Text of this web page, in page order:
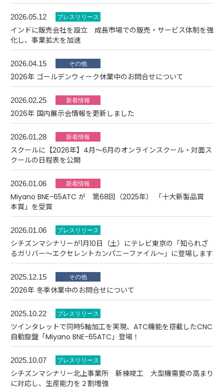
2026.05.12
インドに販売会社を設立 成長市場での販売・サービス体制を強
化し、事業拡大を加速
2026.04.15
2026年 ゴールデンウィーク休業中のお問合せについて
2026.02.25
2026年 国内展示会情報を更新しました
2026.01.28
スクールに【2026年】4月～6月のオンラインスクール・対面ス
クールの日程表を公開
2026.01.06
Miyano BNE-65ATC が 第68回（2025年） 「十大新製品賞
本賞」を受賞
2026.01.06
シチズンマシナリーが1月10日（土）にテレビ東京の「知られざ
るガリバー～エクセレントカンパニーファイル～」に登場します
2025.12.15
2026年 冬季休業中のお問合せについて
2025.10.22
ツインタレットで同時5軸加工を実現、ATC機能を搭載したCNC
自動旋盤「Miyano BNE-65ATC」登場！
2025.10.07
シチズンマシナリー北上事業所 新棟竣工 大型機需要の高まり
に対応し、生産能力を２割増強